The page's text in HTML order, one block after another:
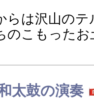
は沢山のテ
のこもった
太鼓の演奏